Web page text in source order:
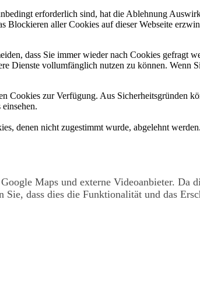
erforderlich sind, hat die Ablehnung
aller Cookies auf dieser Webseite
dass Sie immer wieder nach Cookies gefragt
Dienste vollumfänglich nutzen zu können. Wenn
Cookies zur Verfügung. Aus Sicherheitsgründen
denen nicht zugestimmt wurde, abgelehnt
Maps und externe Videoanbieter. Da
dass dies die Funktionalität und das